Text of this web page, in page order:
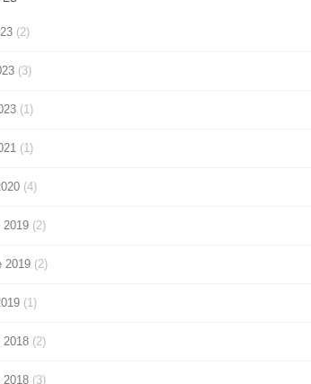
(2)
(3)
(1)
(1)
(4)
2019 (2)
2019 (2)
(1)
2018 (2)
2018 (3)